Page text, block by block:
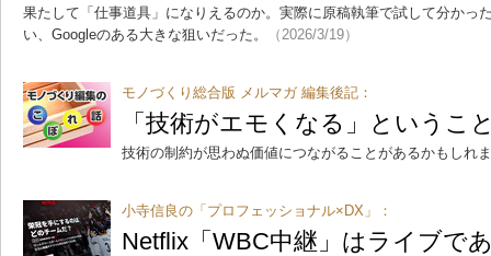
果たして「仕事道具」になりえるのか。実際に原稿執筆で試して分かっ
い、Googleのある大きな狙いだった。
（2026/3/19）
モノづくり総合版 メルマガ 編集後記：
「技術がエモくなる」というこ
技術の制約が思わぬ価値につながることがあるかもしれ
小寺信良の「プロフェッショナル×DX」：
Netflix「WBC中継」はライブで